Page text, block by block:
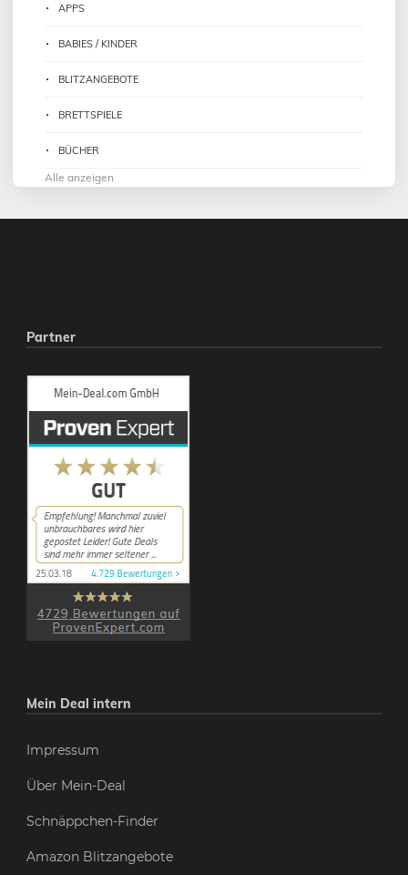
APPS
BABIES / KINDER
BLITZANGEBOTE
BRETTSPIELE
BÜCHER
Alle anzeigen
Partner
Mein Deal intern
Impressum
Über Mein-Deal
Schnäppchen-Finder
Amazon Blitzangebote